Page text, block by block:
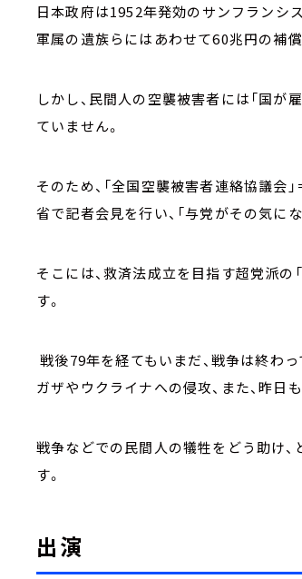
日本政府は1952年発効のサンフランシ
軍属の遺族らにはあわせて60兆円の補
しかし、民間人の空襲被害者には「国
ていません。
そのため、「全国空襲被害者連絡協議会
省で記者会見を行い、「与党がその気に
そこには、救済法成立を目指す超党派
す。
戦後79年を経てもいまだ、戦争は終わっ
ガザやウクライナへの侵攻、また、昨日
戦争などでの民間人の犠牲をどう助け、
す。
出演